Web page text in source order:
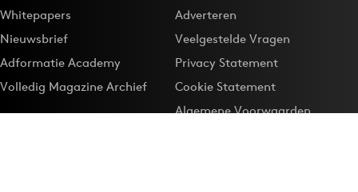
Whitepapers
Nieuwsbrief
Adformatie Academy
Volledig Magazine Archief
Adverteren
Veelgestelde Vragen
Privacy Statement
Cookie Statement
Algemene Voorwaarden